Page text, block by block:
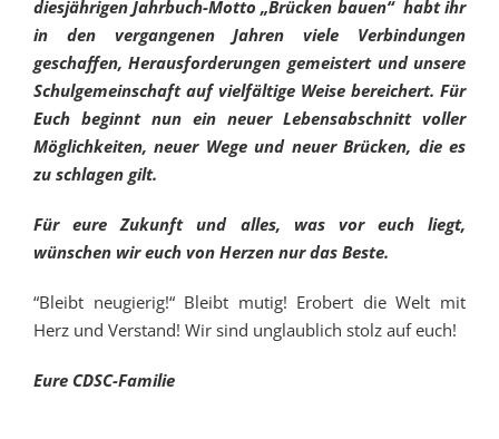
diesjährigen Jahrbuch-Motto „Brücken bauen“ habt ihr
in den vergangenen Jahren viele Verbindungen
geschaffen, Herausforderungen gemeistert und unsere
Schulgemeinschaft auf vielfältige Weise bereichert. Für
Euch beginnt nun ein neuer Lebensabschnitt voller
Möglichkeiten, neuer Wege und neuer Brücken, die es
zu schlagen gilt.
Für eure Zukunft und alles, was vor euch liegt,
wünschen wir euch von Herzen nur das Beste.
“Bleibt neugierig!“ Bleibt mutig! Erobert die Welt mit
Herz und Verstand! Wir sind unglaublich stolz auf euch!
Eure CDSC-Familie